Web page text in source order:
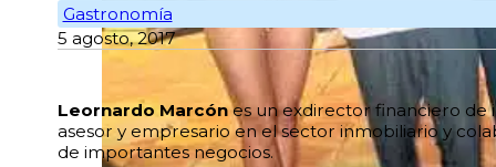
Gastronomía
5 agosto, 2017
Leornardo Marcónes un exdirector financiero de
asesor y empresario en el sector inmobiliario y
de importantes negocios.